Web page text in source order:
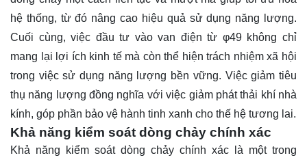
hệ thống, từ đó nâng cao hiệu quả sử dụng năng lượng.
Cuối cùng, việc đầu tư vào van điện từ φ49 không chỉ
mang lại lợi ích kinh tế mà còn thể hiện trách nhiệm xã hội
trong việc sử dụng năng lượng bền vững. Việc giảm tiêu
thụ năng lượng đồng nghĩa với việc giảm phát thải khí nhà
kính, góp phần bảo vệ hành tinh xanh cho thế hệ tương lai.
Khả năng kiểm soát dòng chảy chính xác
Khả năng kiểm soát dòng chảy chính xác là một trong